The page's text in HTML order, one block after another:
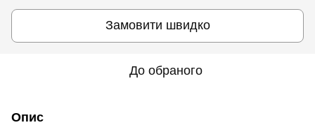
Замовити швидко
До обраного
Опис